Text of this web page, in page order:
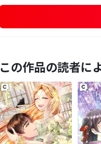
この作品の読者に